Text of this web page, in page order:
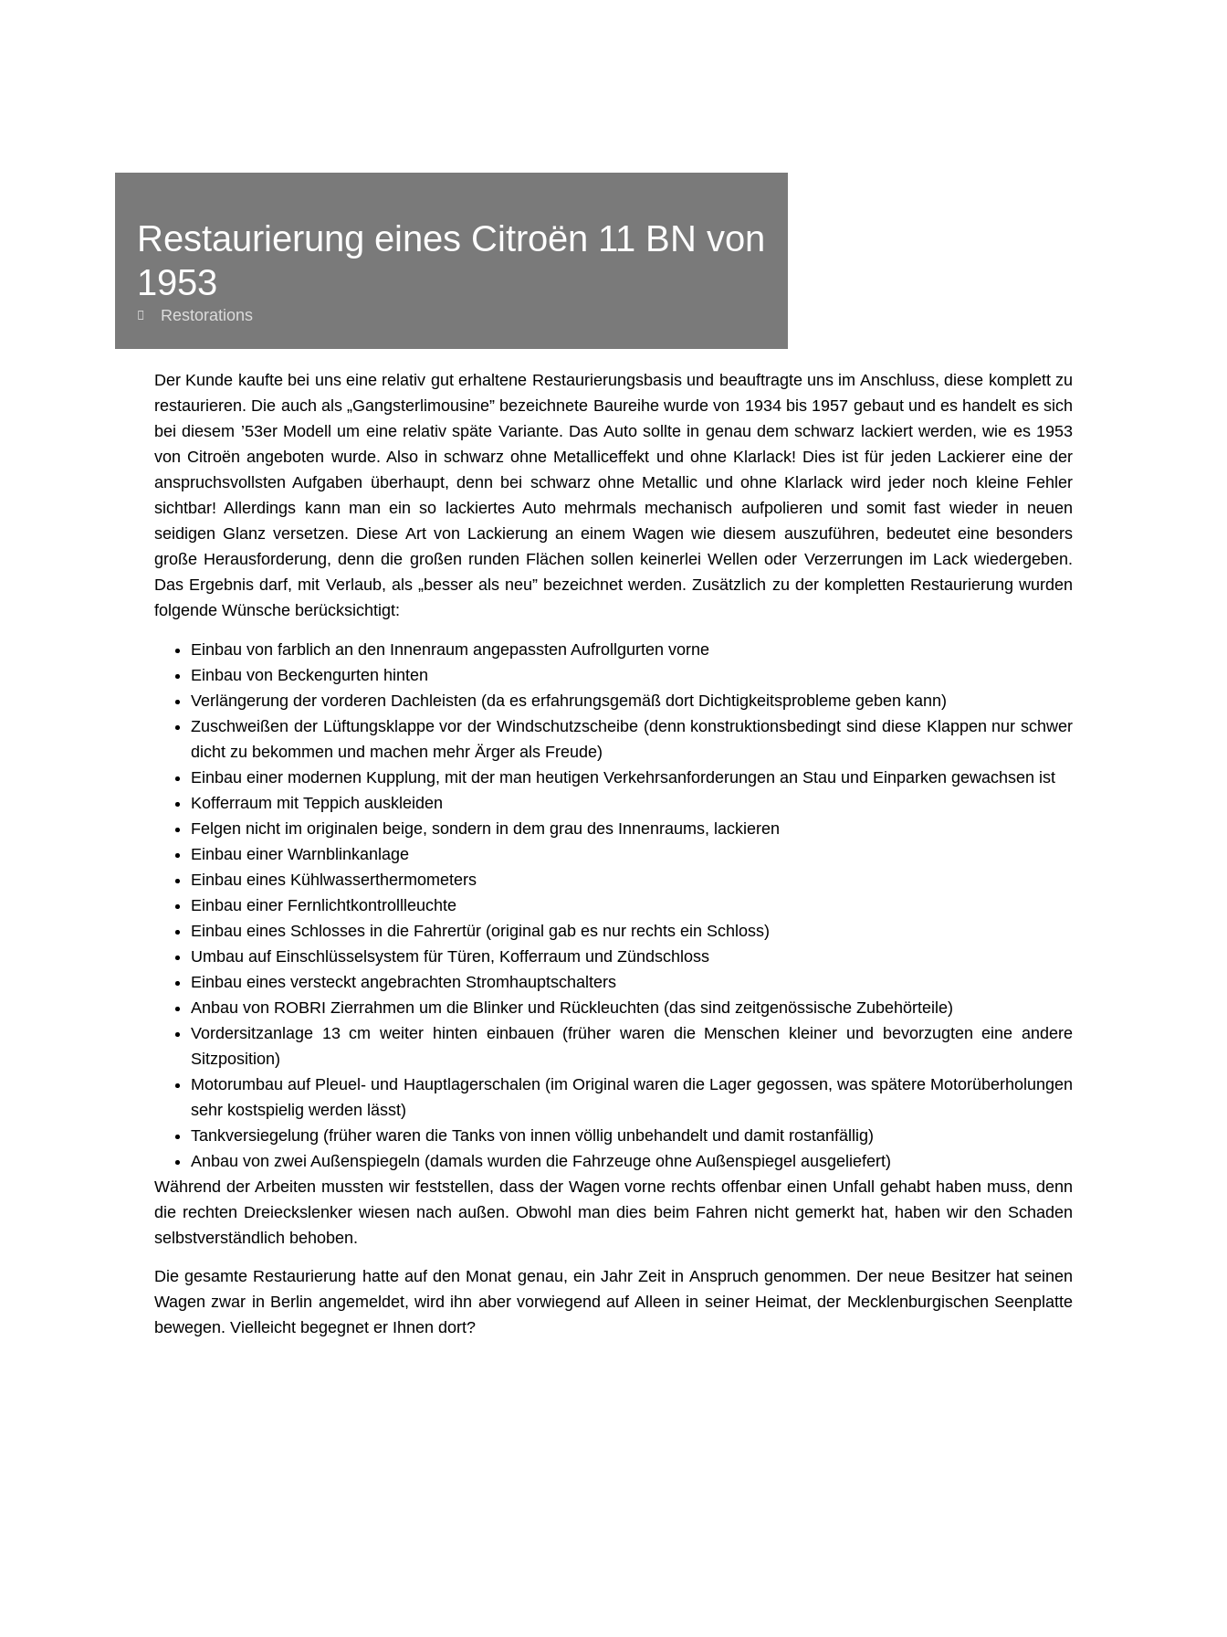
Restaurierung eines Citroën 11 BN von
1953
Restorations
Der Kunde kaufte bei uns eine relativ gut erhaltene Restaurierungsbasis und beauftragte uns im Anschluss, diese komplett zu
restaurieren. Die auch als „Gangsterlimousine” bezeichnete Baureihe wurde von 1934 bis 1957 gebaut und es handelt es sich
bei diesem ’53er Modell um eine relativ späte Variante. Das Auto sollte in genau dem schwarz lackiert werden, wie es 1953
von Citroën angeboten wurde. Also in schwarz ohne Metalliceffekt und ohne Klarlack! Dies ist für jeden Lackierer eine der
anspruchsvollsten Aufgaben überhaupt, denn bei schwarz ohne Metallic und ohne Klarlack wird jeder noch kleine Fehler
sichtbar! Allerdings kann man ein so lackiertes Auto mehrmals mechanisch aufpolieren und somit fast wieder in neuen
seidigen Glanz versetzen. Diese Art von Lackierung an einem Wagen wie diesem auszuführen, bedeutet eine besonders
große Herausforderung, denn die großen runden Flächen sollen keinerlei Wellen oder Verzerrungen im Lack wiedergeben.
Das Ergebnis darf, mit Verlaub, als „besser als neu” bezeichnet werden. Zusätzlich zu der kompletten Restaurierung wurden
folgende Wünsche berücksichtigt:
Einbau von farblich an den Innenraum angepassten Aufrollgurten vorne
Einbau von Beckengurten hinten
Verlängerung der vorderen Dachleisten (da es erfahrungsgemäß dort Dichtigkeitsprobleme geben kann)
Zuschweißen der Lüftungsklappe vor der Windschutzscheibe (denn konstruktionsbedingt sind diese Klappen nur schwer
dicht zu bekommen und machen mehr Ärger als Freude)
Einbau einer modernen Kupplung, mit der man heutigen Verkehrsanforderungen an Stau und Einparken gewachsen ist
Kofferraum mit Teppich auskleiden
Felgen nicht im originalen beige, sondern in dem grau des Innenraums, lackieren
Einbau einer Warnblinkanlage
Einbau eines Kühlwasserthermometers
Einbau einer Fernlichtkontrollleuchte
Einbau eines Schlosses in die Fahrertür (original gab es nur rechts ein Schloss)
Umbau auf Einschlüsselsystem für Türen, Kofferraum und Zündschloss
Einbau eines versteckt angebrachten Stromhauptschalters
Anbau von ROBRI Zierrahmen um die Blinker und Rückleuchten (das sind zeitgenössische Zubehörteile)
Vordersitzanlage 13 cm weiter hinten einbauen (früher waren die Menschen kleiner und bevorzugten eine andere
Sitzposition)
Motorumbau auf Pleuel- und Hauptlagerschalen (im Original waren die Lager gegossen, was spätere Motorüberholungen
sehr kostspielig werden lässt)
Tankversiegelung (früher waren die Tanks von innen völlig unbehandelt und damit rostanfällig)
Anbau von zwei Außenspiegeln (damals wurden die Fahrzeuge ohne Außenspiegel ausgeliefert)
Während der Arbeiten mussten wir feststellen, dass der Wagen vorne rechts offenbar einen Unfall gehabt haben muss, denn
die rechten Dreieckslenker wiesen nach außen. Obwohl man dies beim Fahren nicht gemerkt hat, haben wir den Schaden
selbstverständlich behoben.
Die gesamte Restaurierung hatte auf den Monat genau, ein Jahr Zeit in Anspruch genommen. Der neue Besitzer hat seinen
Wagen zwar in Berlin angemeldet, wird ihn aber vorwiegend auf Alleen in seiner Heimat, der Mecklenburgischen Seenplatte
bewegen. Vielleicht begegnet er Ihnen dort?